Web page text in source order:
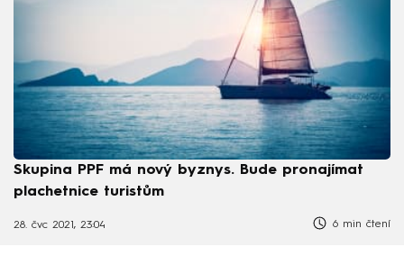
Skupina PPF má nový byznys. Bude pronajímat
plachetnice turistům
28. čvc 2021, 23:04 6 min čtení